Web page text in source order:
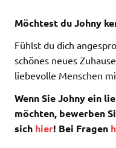
Möchtest du Johny
Fühlst du dich
schönes neues
liebevolle Menschen
Wenn Sie Johny ein
möchten, bewerben
sich hier! Bei Fragen